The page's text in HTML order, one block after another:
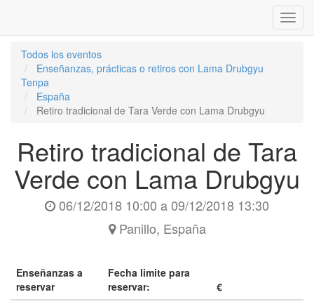
Todos los eventos
Enseñanzas, prácticas o retiros con Lama Drubgyu
Tenpa
España
Retiro tradicional de Tara Verde con Lama Drubgyu
Retiro tradicional de Tara
Verde con Lama Drubgyu
06/12/2018 10:00 a09/12/2018 13:30
Panillo, España
Enseñanzas a
reservar
Fecha limite para
reservar:
€